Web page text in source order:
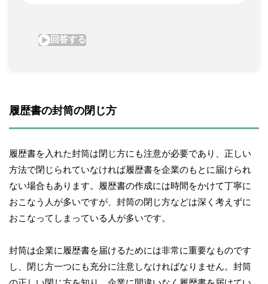
履歴書の封筒の閉じ方
履歴書を入れた封筒は閉じ方にも注意が必要であり、正しい
方法で閉じられていなければ履歴書を企業のもとに届けられ
ない場合もあります。履歴書の作成には時間をかけて丁寧に
おこなう人が多いですが、封筒の閉じ方などは深く考えずに
おこなってしまっている人が多いです。
封筒は企業に履歴書を届けるためには非常に重要なものです
し、閉じ方一つにも充分に注意しなければなりません。封筒